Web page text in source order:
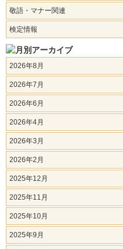
敬語・マナー関連
検定情報
2026年8月
2026年7月
2026年6月
2026年4月
2026年3月
2026年2月
2025年12月
2025年11月
2025年10月
2025年9月